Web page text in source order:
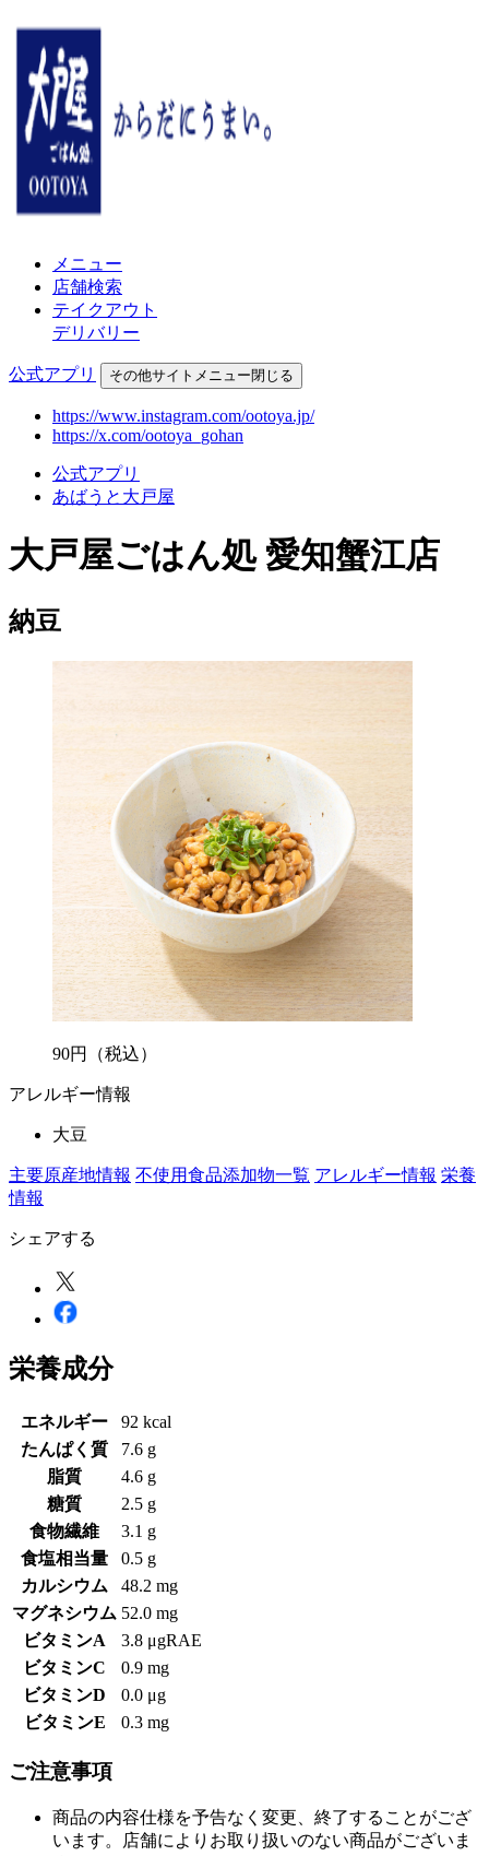
メニュー
店舗検索
テイクアウト
デリバリー
公式アプリ その他サイトメニュー閉じる
https://www.instagram.com/ootoya.jp/
https://x.com/ootoya_gohan
公式アプリ
あばうと大戸屋
大戸屋ごはん処 愛知蟹江店
納豆
90円 （税込）
アレルギー情報
大豆
主要原産地情報 不使用食品添加物一覧 アレルギー情報 栄養
情報
シェアする
栄養成分
エネルギー
92 kcal
たんぱく質
7.6 g
脂質
4.6 g
糖質
2.5 g
食物繊維
3.1 g
食塩相当量
0.5 g
カルシウム
48.2 mg
マグネシウム 52.0 mg
ビタミンA
3.8 μgRAE
ビタミンC
0.9 mg
ビタミンD
0.0 μg
ビタミンE
0.3 mg
ご注意事項
商品の内容仕様を予告なく変更、終了することがござ
います。店舗によりお取り扱いのない商品がございま